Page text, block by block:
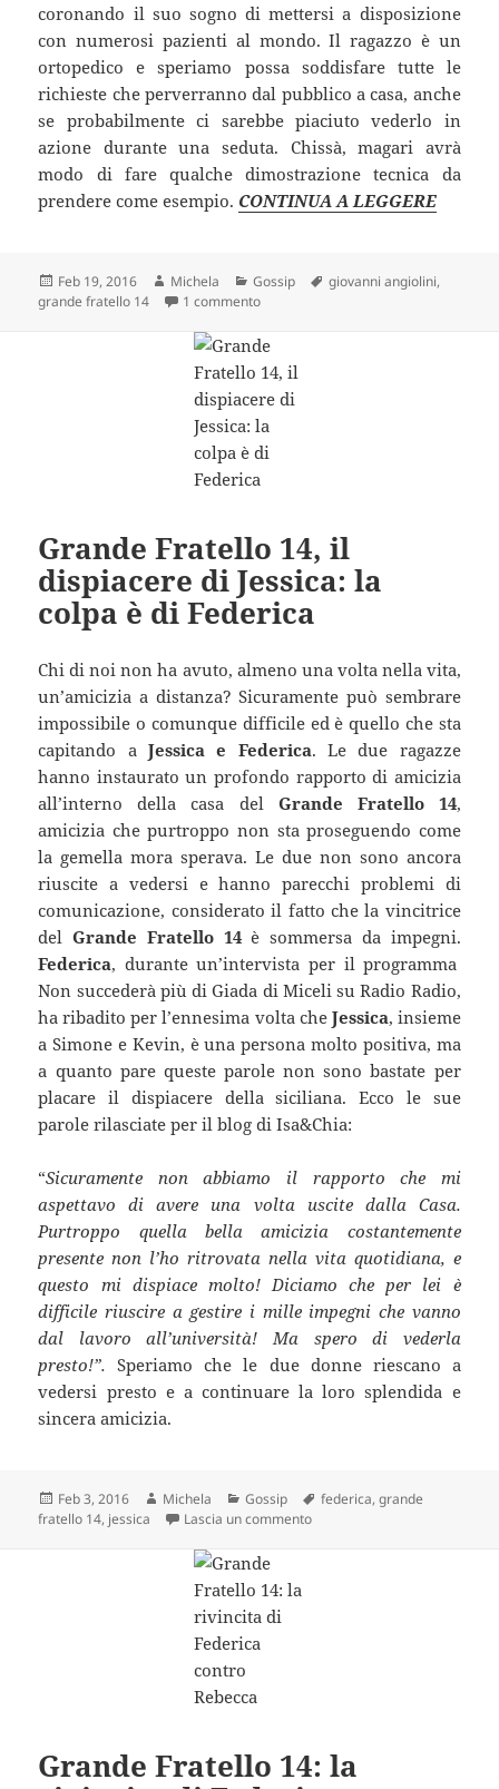
coronando il suo sogno di mettersi a disposizione
con numerosi pazienti al mondo. Il ragazzo è un
ortopedico e speriamo possa soddisfare tutte le
richieste che perverranno dal pubblico a casa, anche
se probabilmente ci sarebbe piaciuto vederlo in
azione durante una seduta. Chissà, magari avrà
modo di fare qualche dimostrazione tecnica da
prendere come esempio. CONTINUA A LEGGERE
Scritto
il
Feb 19, 2016 Autore
Michela Categorie
Gossip Tag
giovanni angiolini,
grande fratello 14
1 commentosu Grande Fratello 14: Giovanni
Grande Fratello 14, il
dispiacere di Jessica: la
colpa è di Federica
Chi di noi non ha avuto, almeno una volta nella vita,
un’amicizia a distanza? Sicuramente può sembrare
impossibile o comunque difficile ed è quello che sta
capitando aJessica e Federica. Le due ragazze
hanno instaurato un profondo rapporto di amicizia
all’interno della casa del Grande Fratello 14,
amicizia che purtroppo non sta proseguendo come
la gemella mora sperava. Le due non sono ancora
riuscite a vedersi e hanno parecchi problemi di
comunicazione, considerato il fatto che la vincitrice
delGrande Fratello 14è sommersa da impegni.
Federica, durante un’intervista per il programma
Non succederà più di Giada di Miceli su Radio Radio,
ha ribadito per l’ennesima volta che Jessica, insieme
a Simone e Kevin, è una persona molto positiva, ma
a quanto pare queste parole non sono bastate per
placare il dispiacere della siciliana. Ecco le sue
parole rilasciate per il blog di Isa&Chia:
“Sicuramente non abbiamo il rapporto che mi
aspettavo di avere una volta uscite dalla Casa.
Purtroppo quella bella amicizia costantemente
presente non l’ho ritrovata nella vita quotidiana, e
questo mi dispiace molto! Diciamo che per lei è
difficile riuscire a gestire i mille impegni che vanno
dal lavoro all’università! Ma spero di vederla
presto!”.Speriamo che le due donne riescano a
vedersi presto e a continuare la loro splendida e
sincera amicizia.
Scritto
il
Feb 3, 2016 Autore
Michela Categorie
Gossip Tag
federica,grande
fratello 14, jessica Lascia un commentosu Grande Fratello 14, il
Grande Fratello 14: la